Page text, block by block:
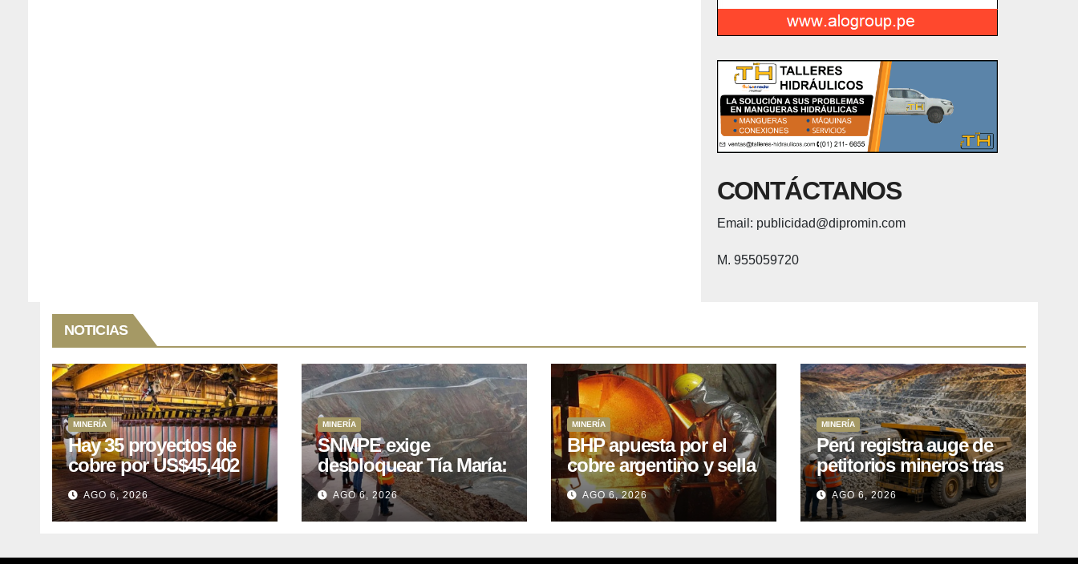
CONTÁCTANOS
Email: publicidad@dipromin.com
M. 955059720
NOTICIAS
MINERÍA
Hay 35 proyectos de
cobre por US$45,402
millones que Perú
puede aprovechar
AGO 6, 2026
MINERÍA
SNMPE exige
desbloquear Tía María:
el proyecto de
US$1.400M que Perú
lleva 15 años
AGO 6, 2026
MINERÍA
BHP apuesta por el
cobre argentino y sella
acuerdo con Kobrea
para siete proyecto
AGO 6, 2026
MINERÍA
Perú registra auge de
petitorios mineros tras
liberación de más de
mil concesiones para
explorar cobre y oro
AGO 6, 2026